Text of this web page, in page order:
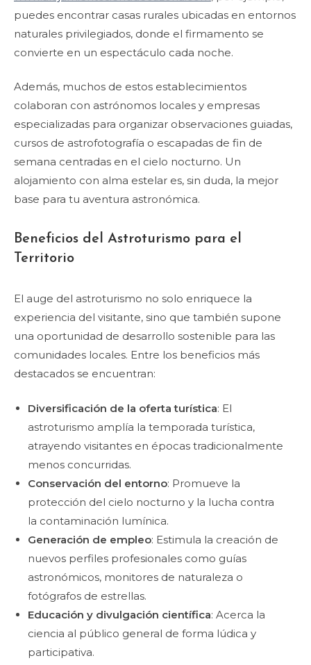
puedes encontrar casas rurales ubicadas en entornos
naturales privilegiados, donde el firmamento se
convierte en un espectáculo cada noche.
Además, muchos de estos establecimientos
colaboran con astrónomos locales y empresas
especializadas para organizar observaciones guiadas,
cursos de astrofotografía o escapadas de fin de
semana centradas en el cielo nocturno. Un
alojamiento con alma estelar es, sin duda, la mejor
base para tu aventura astronómica.
Beneficios del Astroturismo para el
Territorio
El auge del astroturismo no solo enriquece la
experiencia del visitante, sino que también supone
una oportunidad de desarrollo sostenible para las
comunidades locales. Entre los beneficios más
destacados se encuentran:
Diversificación de la oferta turística: El
astroturismo amplía la temporada turística,
atrayendo visitantes en épocas tradicionalmente
menos concurridas.
Conservación del entorno: Promueve la
protección del cielo nocturno y la lucha contra
la contaminación lumínica.
Generación de empleo: Estimula la creación de
nuevos perfiles profesionales como guías
astronómicos, monitores de naturaleza o
fotógrafos de estrellas.
Educación y divulgación científica: Acerca la
ciencia al público general de forma lúdica y
participativa.